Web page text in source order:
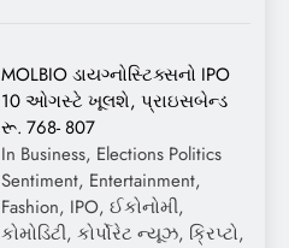
MOLBIO ડાયગ્નોસ્ટિક્સનો IPO
10 ઓગસ્ટે ખૂલશે, પ્રાઇસબેન્ડ
રૂ. 768- 807
In Business, Elections Politics
Sentiment, Entertainment,
Fashion, IPO, ઈકોનોમી,
કોમોડિટી, કોર્પોરેટ ન્યૂઝ, ક્રિપ્ટો,